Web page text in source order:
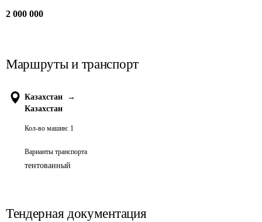
2 000 000
Маршруты и транспорт
Казахстан
→
Казахстан
Кол-во машин: 1
Варианты транспорта
тентованный
Тендерная документация